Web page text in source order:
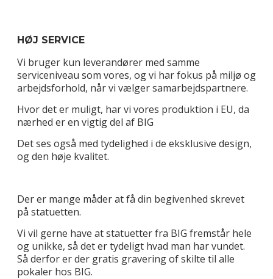
HØJ SERVICE
Vi bruger kun leverandører med samme
serviceniveau som vores, og vi har fokus på miljø og
arbejdsforhold, når vi vælger samarbejdspartnere.
Hvor det er muligt, har vi vores produktion i EU, da
nærhed er en vigtig del af BIG
Det ses også med tydelighed i de eksklusive design,
og den høje kvalitet.
Der er mange måder at få din begivenhed skrevet
på statuetten.
Vi vil gerne have at statuetter fra BIG fremstår hele
og unikke, så det er tydeligt hvad man har vundet.
Så derfor er der gratis gravering of skilte til alle
pokaler hos BIG.